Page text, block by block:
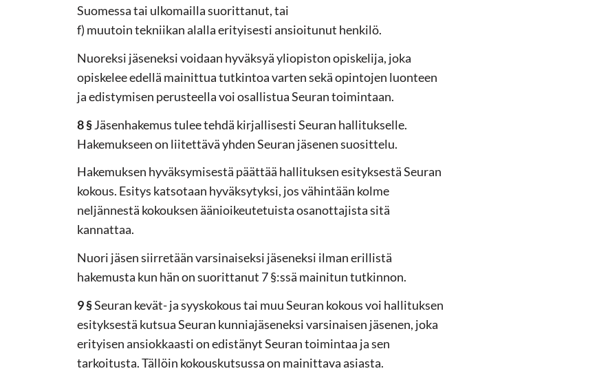
Suomessa tai ulkomailla suorittanut, tai
f) muutoin tekniikan alalla erityisesti ansioitunut henkilö.
Nuoreksi jäseneksi voidaan hyväksyä yliopiston opiskelija, joka
opiskelee edellä mainittua tutkintoa varten sekä opintojen luonteen
ja edistymisen perusteella voi osallistua Seuran toimintaan.
8 §Jäsenhakemus tulee tehdä kirjallisesti Seuran hallitukselle.
Hakemukseen on liitettävä yhden Seuran jäsenen suosittelu.
Hakemuksen hyväksymisestä päättää hallituksen esityksestä Seuran
kokous. Esitys katsotaan hyväksytyksi, jos vähintään kolme
neljännestä kokouksen äänioikeutetuista osanottajista sitä
kannattaa.
Nuori jäsen siirretään varsinaiseksi jäseneksi ilman erillistä
hakemusta kun hän on suorittanut 7 §:ssä mainitun tutkinnon.
9 §Seuran kevät- ja syyskokous tai muu Seuran kokous voi hallituksen
esityksestä kutsua Seuran kunniajäseneksi varsinaisen jäsenen, joka
erityisen ansiokkaasti on edistänyt Seuran toimintaa ja sen
tarkoitusta. Tällöin kokouskutsussa on mainittava asiasta.